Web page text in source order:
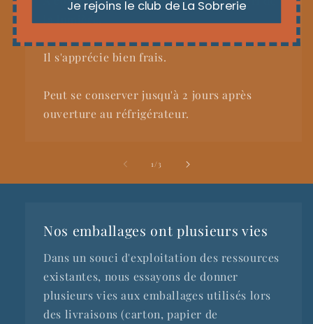
la lumière.
Il s'apprécie bien frais.
Peut se conserver jusqu'à 2 jours après
ouverture au réfrigérateur.
1 /de3
Nos emballages ont plusieurs vies
Dans un souci d'exploitation des ressources
existantes, nous essayons de donner
plusieurs vies aux emballages utilisés lors
des livraisons (carton, papier de
Je rejoins le club de La Sobrerie